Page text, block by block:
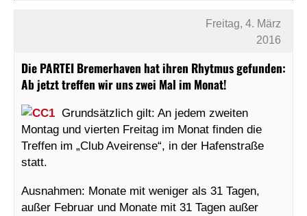
Freitag, 4. März
2016
Die PARTEI Bremerhaven hat ihren Rhytmus gefunden:
Ab jetzt treffen wir uns zwei Mal im Monat!
Grundsätzlich gilt: An jedem zweiten
Montag und vierten Freitag im Monat finden die
Treffen im „Club Aveirense“, in der Hafenstraße
statt.
Ausnahmen: Monate mit weniger als 31 Tagen,
außer Februar und Monate mit 31 Tagen außer